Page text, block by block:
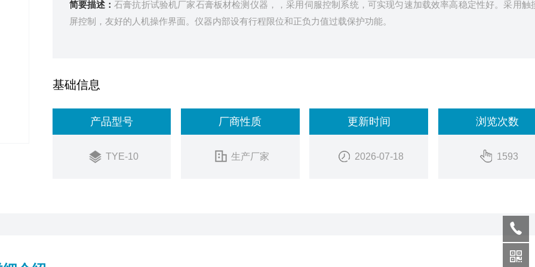
简要描述： 石膏抗折试验机厂家石膏板材检测仪器，，采用伺服控制系统，可实现匀速加载效率高稳定性好。采用触
屏控制，友好的人机操作界面。仪器内部设有行程限位和正负力值过载保护功能。
基础信息
产品型号
TYE-10
厂商性质
生产厂家
更新时间
2026-07-18
浏览次数
1593